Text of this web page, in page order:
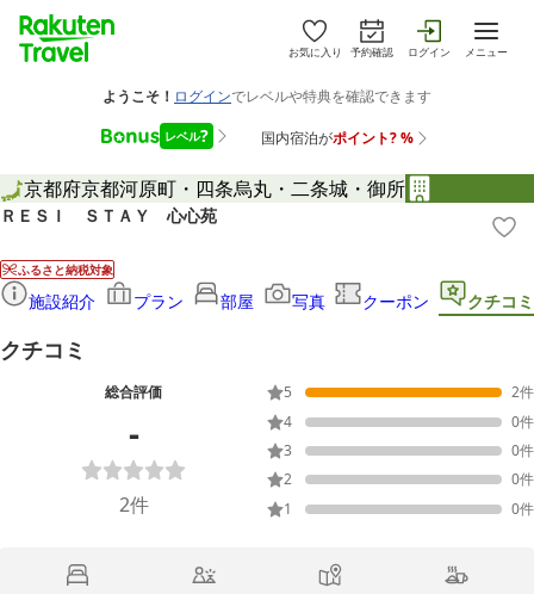
お気に入り 予約確認 ログイン メニュー
京都府京都河原町・四条烏丸・二条城・御所
ＲＥＳＩ ＳＴＡＹ 心心苑
ふるさと納税対象
施設紹介 プラン 部屋 写真 クーポン クチコミ
クチコミ
総合評価
-
2件
5 2件
4
0件
3
0件
2
0件
1
0件